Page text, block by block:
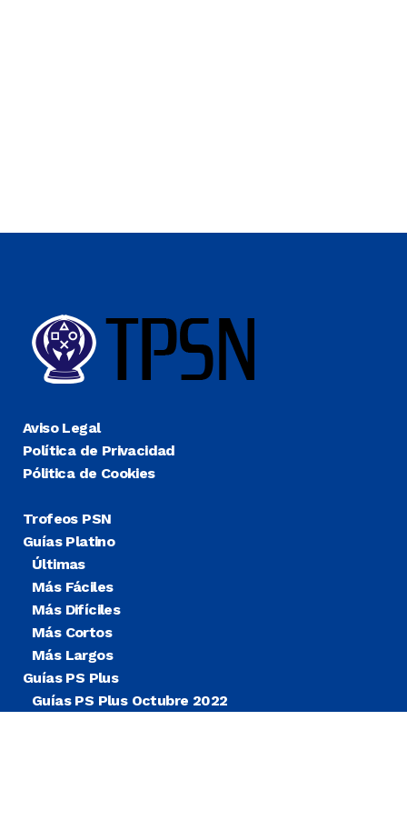
Aviso Legal
Política de Privacidad
Pólitica de Cookies
Trofeos PSN
Guías Platino
Últimas
Más Fáciles
Más Difíciles
Más Cortos
Más Largos
Guías PS Plus
Guías PS Plus Octubre 2022